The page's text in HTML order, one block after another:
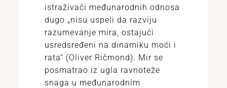
istraživači međunarodnih odnosa
dugo „nisu uspeli da razviju
razumevanje mira, ostajući
usredsređeni na dinamiku moći i
rata“ (Oliver Ričmond). Mir se
posmatrao iz ugla ravnoteže
snaga u međunarodnim